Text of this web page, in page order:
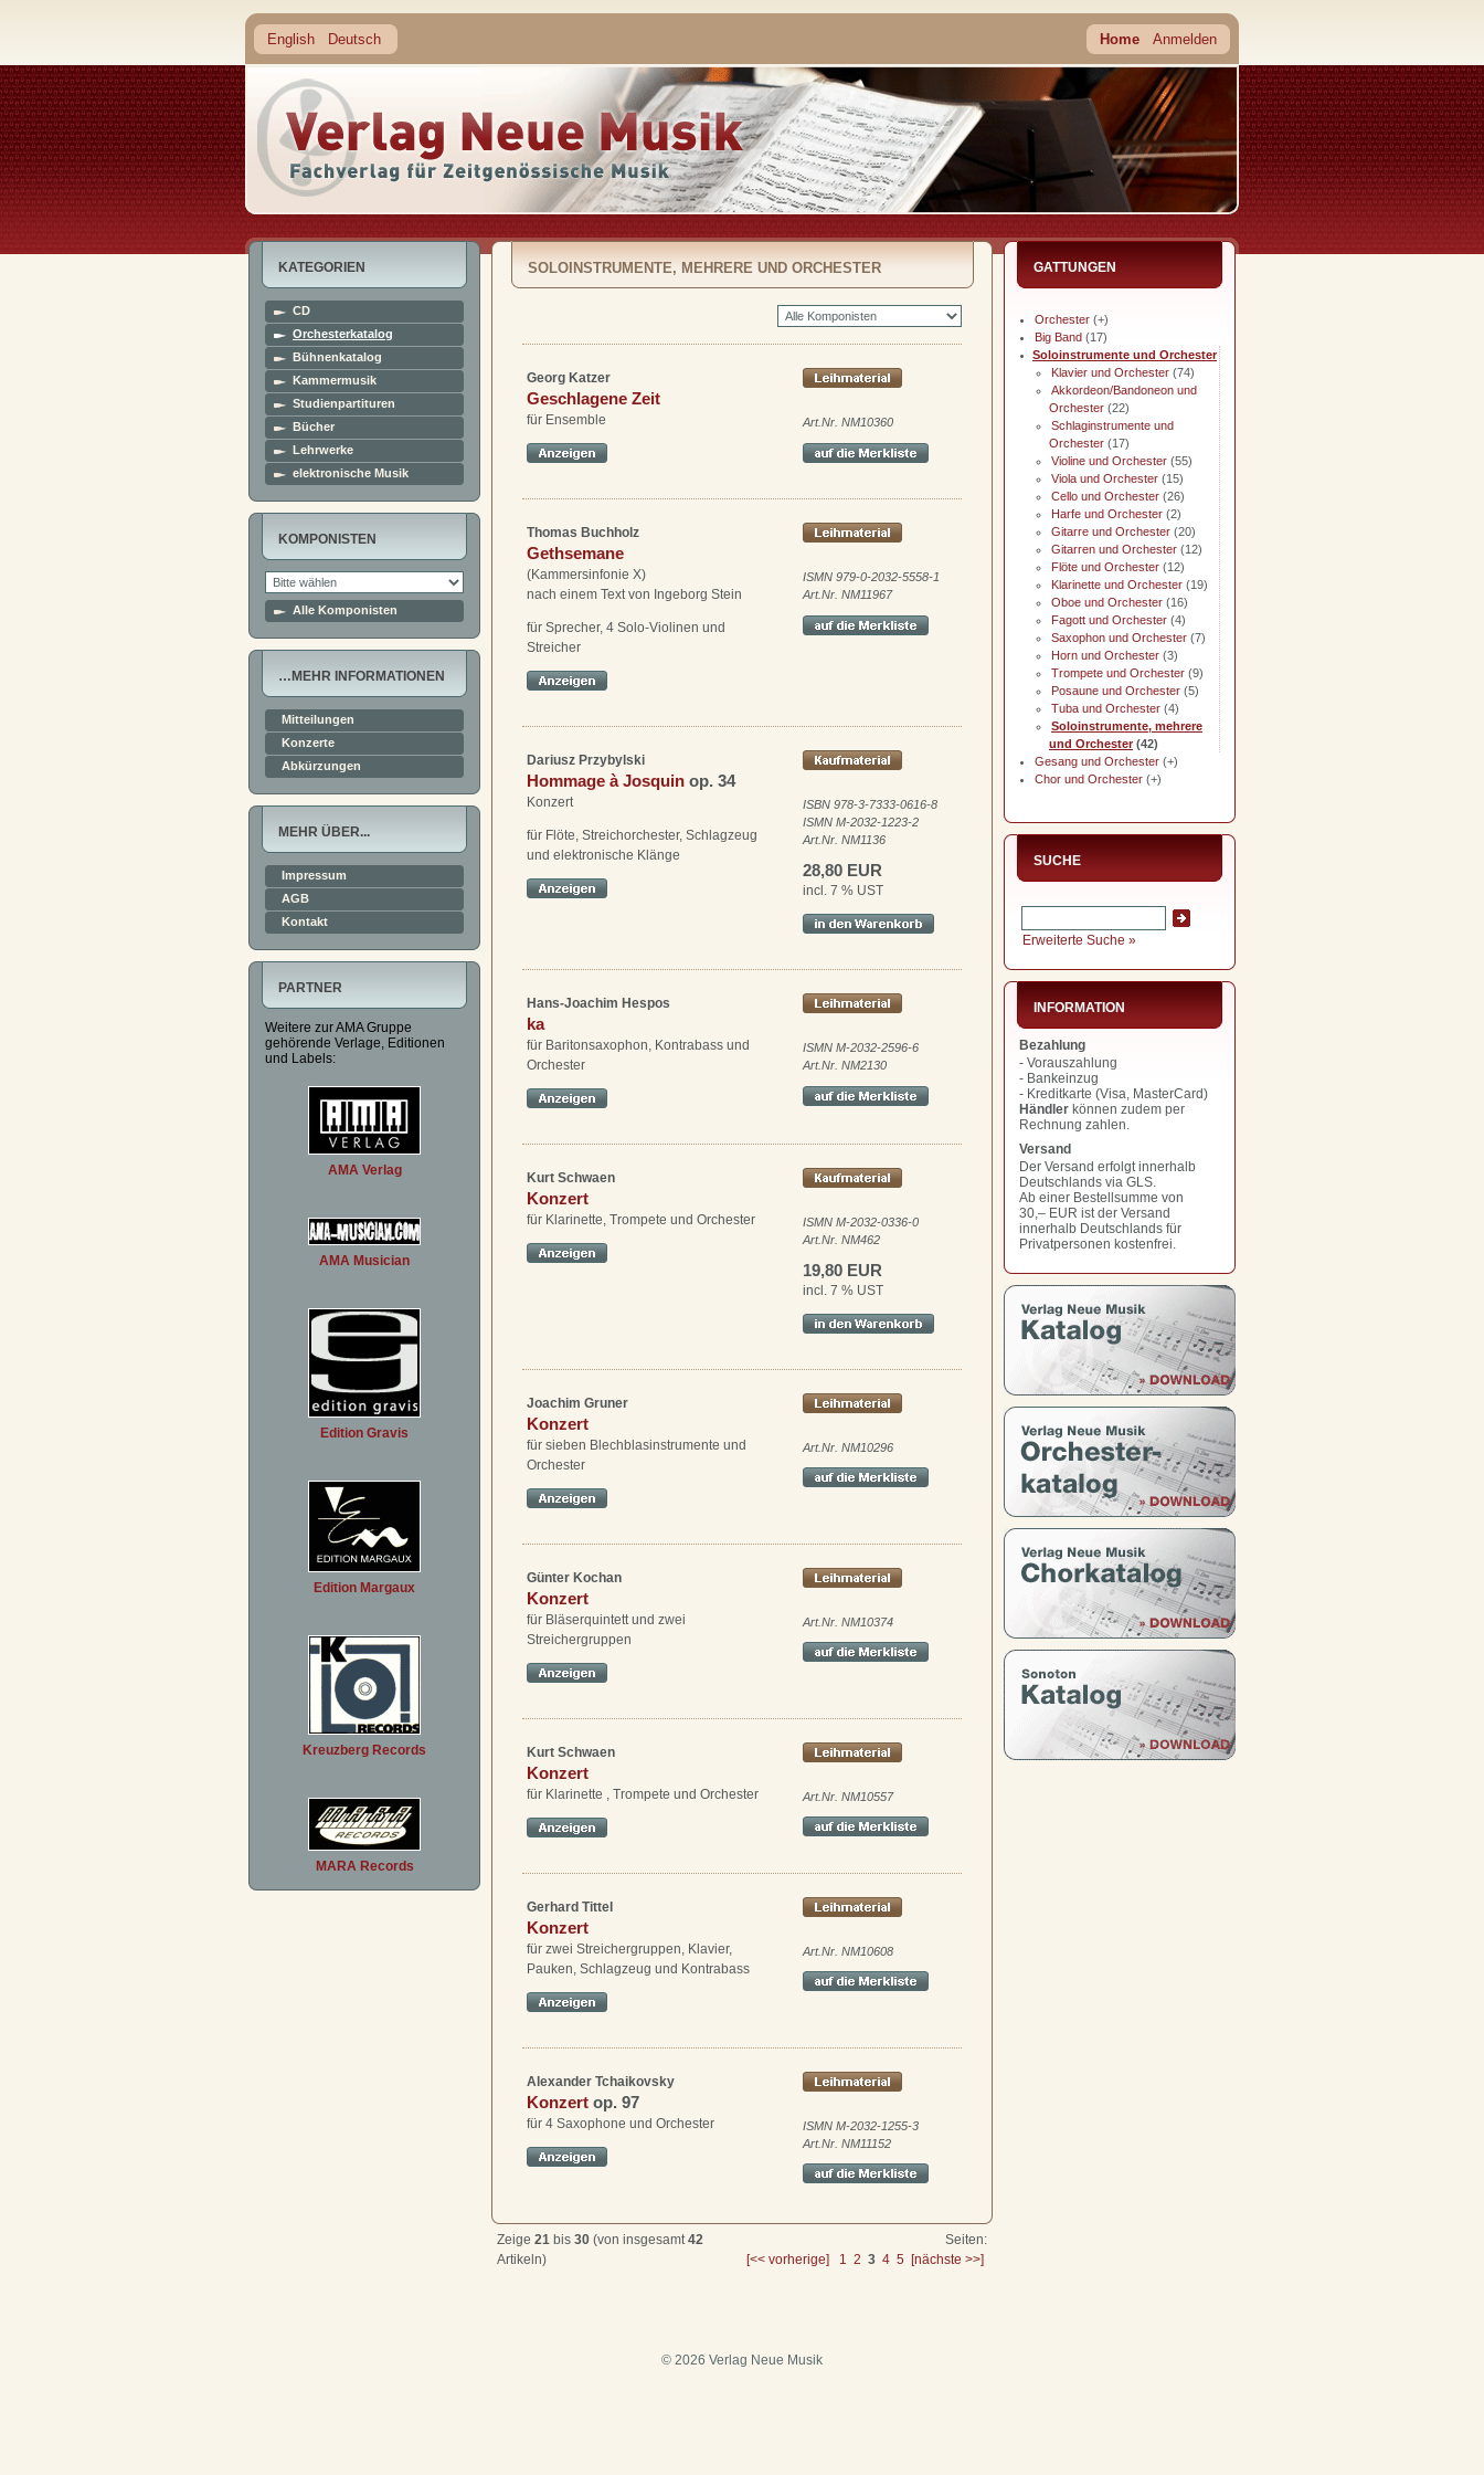
English Deutsch Home Anmelden
KATEGORIEN
CD
Orchesterkatalog
Bühnenkatalog
Kammermusik
Studienpartituren
Bücher
Lehrwerke
elektronische Musik
KOMPONISTEN
Alle Komponisten
…MEHR INFORMATIONEN
Mitteilungen
Konzerte
Abkürzungen
MEHR ÜBER...
Impressum
AGB
Kontakt
PARTNER
Weitere zur AMA Gruppe
gehörende Verlage, Editionen
und Labels:
AMA Verlag
AMA Musician
Edition Gravis
Edition Margaux
Kreuzberg Records
MARA Records
GATTUNGEN
Orchester (+)
Big Band (17)
Soloinstrumente und Orchester
Klavier und Orchester (74)
Akkordeon/Bandoneon und
Orchester (22)
Schlaginstrumente und
Orchester (17)
Violine und Orchester (55)
Viola und Orchester (15)
Cello und Orchester (26)
Harfe und Orchester (2)
Gitarre und Orchester (20)
Gitarren und Orchester (12)
Flöte und Orchester (12)
Klarinette und Orchester (19)
Oboe und Orchester (16)
Fagott und Orchester (4)
Saxophon und Orchester (7)
Horn und Orchester (3)
Trompete und Orchester (9)
Posaune und Orchester (5)
Tuba und Orchester (4)
Soloinstrumente, mehrere
und Orchester(42)
Gesang und Orchester (+)
Chor und Orchester (+)
SUCHE
Erweiterte Suche »
INFORMATION
Bezahlung
- Vorauszahlung
- Bankeinzug
- Kreditkarte (Visa, MasterCard)
Händler können zudem per
Rechnung zahlen.
Versand
Der Versand erfolgt innerhalb
Deutschlands via GLS.
Ab einer Bestellsumme von
30,– EUR ist der Versand
innerhalb Deutschlands für
Privatpersonen kostenfrei.
SOLOINSTRUMENTE, MEHRERE UND ORCHESTER
Georg Katzer
Geschlagene Zeit
für Ensemble Art.Nr. NM10360
Thomas Buchholz
Gethsemane
(Kammersinfonie X)
nach einem Text von Ingeborg Stein
für Sprecher, 4 Solo-Violinen und
Streicher
ISMN 979-0-2032-5558-1
Art.Nr. NM11967
Dariusz Przybylski
Hommage à Josquin op. 34
Konzert
für Flöte, Streichorchester, Schlagzeug
und elektronische Klänge
ISBN 978-3-7333-0616-8
ISMN M-2032-1223-2
Art.Nr. NM1136
28,80 EUR
incl. 7 % UST
Hans-Joachim Hespos
ka
für Baritonsaxophon, Kontrabass und
Orchester
ISMN M-2032-2596-6
Art.Nr. NM2130
Kurt Schwaen
Konzert
für Klarinette, Trompete und Orchester
ISMN M-2032-0336-0
Art.Nr. NM462
19,80 EUR
incl. 7 % UST
Joachim Gruner
Konzert
für sieben Blechblasinstrumente und
Orchester
Art.Nr. NM10296
Günter Kochan
Konzert
für Bläserquintett und zwei
Streichergruppen
Art.Nr. NM10374
Kurt Schwaen
Konzert
für Klarinette , Trompete und Orchester Art.Nr. NM10557
Gerhard Tittel
Konzert
für zwei Streichergruppen, Klavier,
Pauken, Schlagzeug und Kontrabass
Art.Nr. NM10608
Alexander Tchaikovsky
Konzert op. 97
für 4 Saxophone und Orchester
ISMN M-2032-1255-3
Art.Nr. NM11152
Zeige 21 bis 30 (von insgesamt42
Artikeln)
Seiten:
[<< vorherige]
1 2 3 4 5 [nächste >>]
© 2026 Verlag Neue Musik